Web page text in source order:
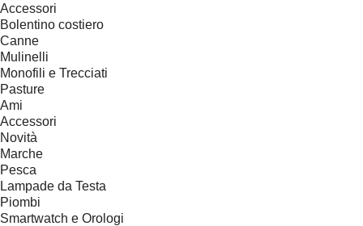
Accessori
Bolentino costiero
Canne
Mulinelli
Monofili e Trecciati
Pasture
Ami
Accessori
Novità
Marche
Pesca
Lampade da Testa
Piombi
Smartwatch e Orologi